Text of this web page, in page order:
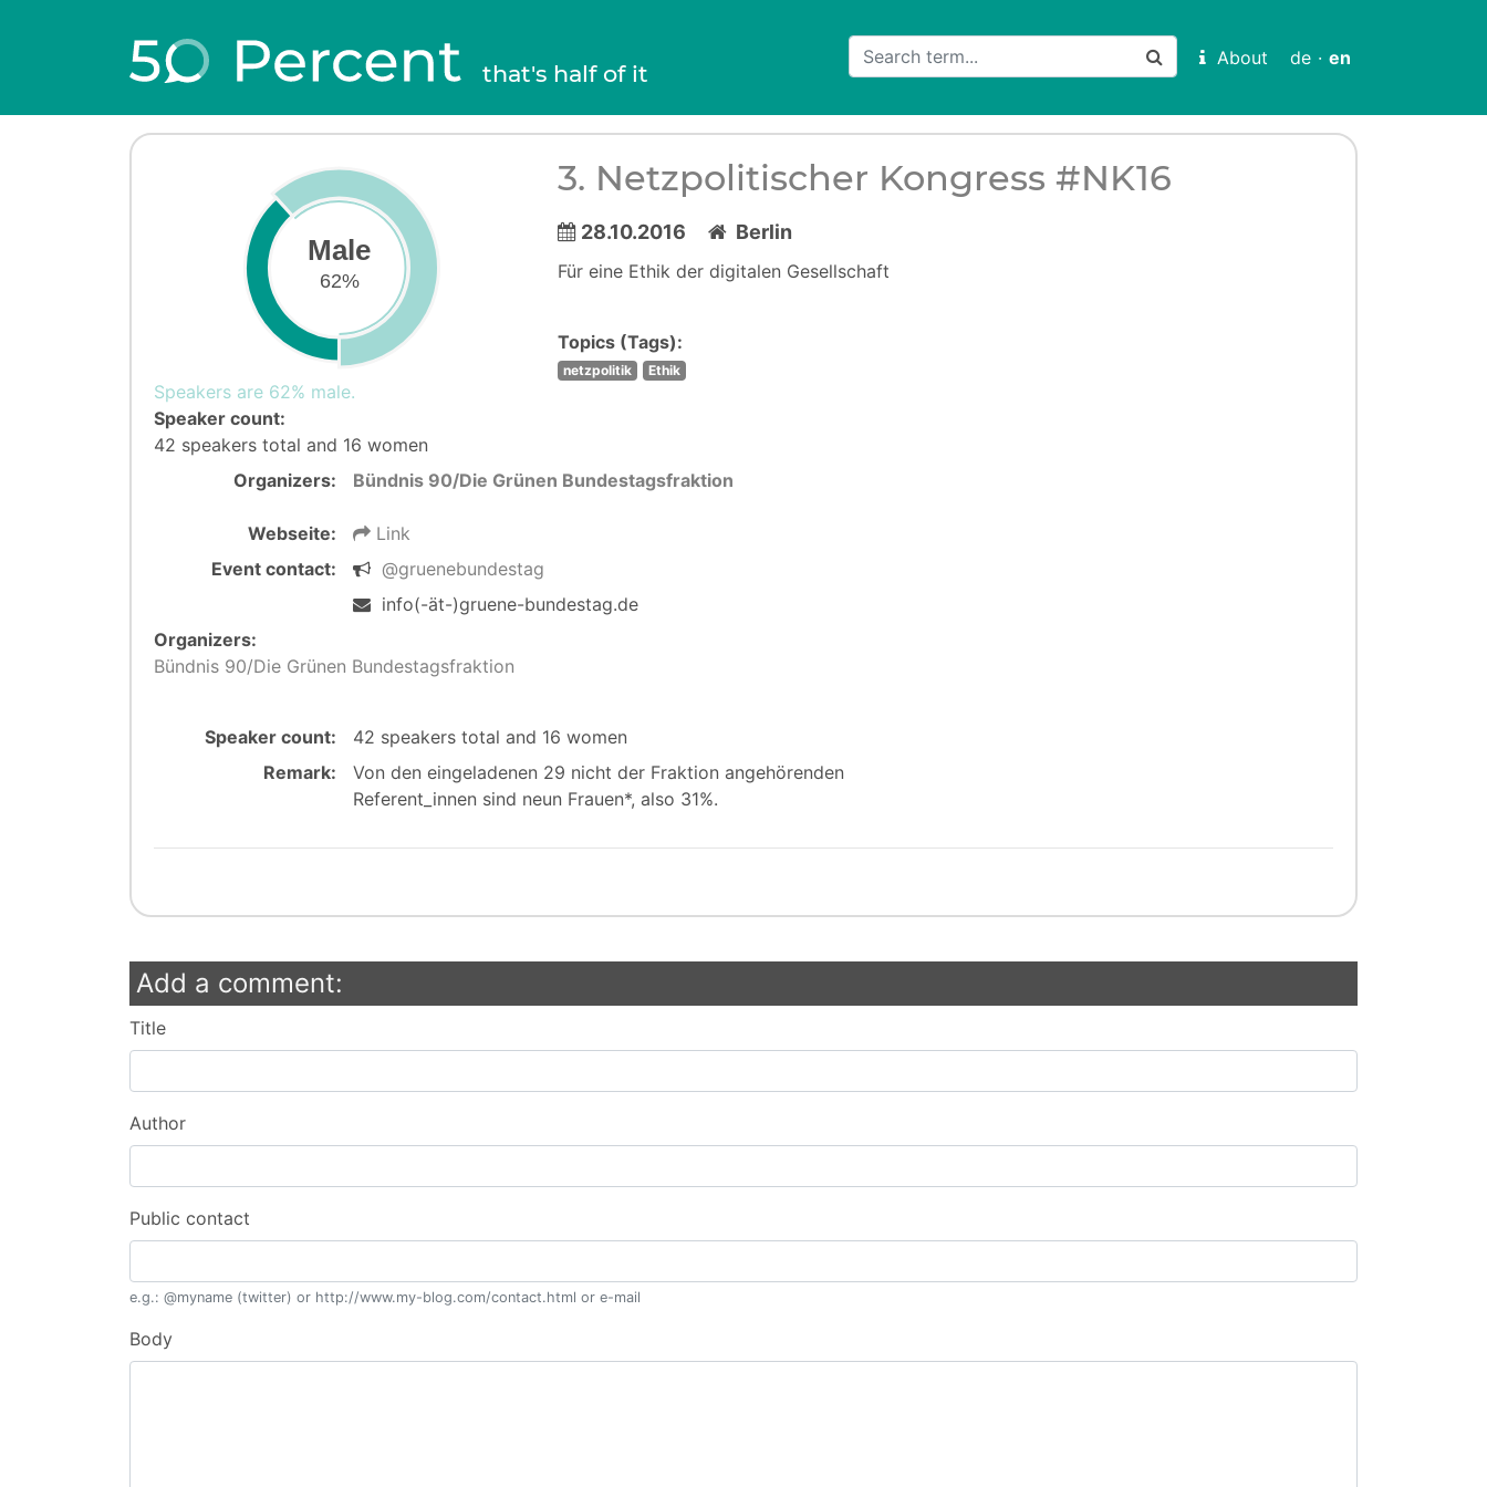
that's half of it
About de · en
Male
62%
Speakers are 62% male.
Speaker count:
42 speakers total and 16 women
3. Netzpolitischer Kongress #NK16
28.10.2016 Berlin
Für eine Ethik der digitalen Gesellschaft
Topics (Tags):
netzpolitik Ethik
Organizers: Bündnis 90/Die Grünen Bundestagsfraktion
Webseite:
Link
Event contact:
@gruenebundestag
info(-ät-)gruene-bundestag.de
Organizers:
Bündnis 90/Die Grünen Bundestagsfraktion
Speaker count:
42 speakers total and 16 women
Remark:
Von den eingeladenen 29 nicht der Fraktion angehörenden
Referent_innen sind neun Frauen*, also 31%.
Add a comment:
Title
Author
Public contact
e.g.: @myname (twitter) or http://www.my-blog.com/contact.html or e-mail
Body